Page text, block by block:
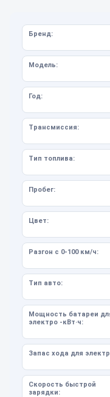
Бренд:
Модель:
Год:
Трансмиссия:
Тип топлива:
Пробег:
Цвет:
Разгон с 0-100 км/ч:
Тип авто:
Мощность батареи
электро -кВт·ч:
Запас хода для
Скорость быстрой
зарядки: